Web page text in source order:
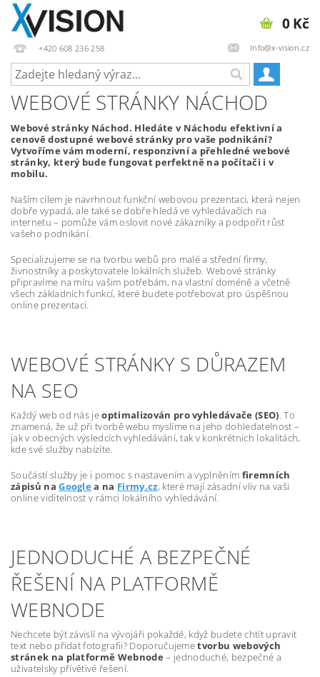
+420 608 236 258 Info@x-vision.cz
0 Kč
WEBOVÉ STRÁNKY NÁCHOD
Webové stránky Náchod. Hledáte v Náchodu efektivní a
cenově dostupné webové stránky pro vaše podnikání?
Vytvoříme vám moderní, responzivní a přehledné webové
stránky, který bude fungovat perfektně na počítači i v
mobilu.
Naším cílem je navrhnout funkční webovou prezentaci, která nejen
dobře vypadá, ale také se dobře hledá ve vyhledávačích na
internetu – pomůže vám oslovit nové zákazníky a podpořit růst
vašeho podnikání.
Specializujeme se na tvorbu webů pro malé a střední firmy,
živnostníky a poskytovatele lokálních služeb. Webové stránky
připravíme na míru vašim potřebám, na vlastní doméně a včetně
všech základních funkcí, které budete potřebovat pro úspěšnou
online prezentaci.
WEBOVÉ STRÁNKY S DŮRAZEM
NA SEO
Každý web od nás jeoptimalizován pro vyhledávače (SEO). To
znamená, že už při tvorbě webu myslíme na jeho dohledatelnost –
jak v obecných výsledcích vyhledávání, tak v konkrétních lokalitách,
kde své služby nabízíte.
Součástí služby je i pomoc s nastavením a vyplněním firemních
zápisů naGooglea na Firmy.cz, které mají zásadní vliv na vaši
online viditelnost v rámci lokálního vyhledávání.
JEDNODUCHÉ A BEZPEČNÉ
ŘEŠENÍ NA PLATFORMĚ
WEBNODE
Nechcete být závislí na vývojáři pokaždé, když budete chtít upravit
text nebo přidat fotografii? Doporučujemetvorbu webových
stránek na platformě Webnode – jednoduché, bezpečné a
uživatelsky přívětivé řešení.